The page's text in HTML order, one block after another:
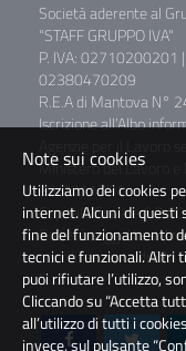
Società aderente al
"STAFF GRUPPO IVA"
P. IVA: 02710200201 |
02380470209
R.E.A di Mantova N°
Iscrizione all’Albo
Ministero del Lavoro e
39/0011781
Capitale Sociale €
Società soggetta a
coordinamento di BM
S.r.l.
Note sui cookies
Utilizziamo dei cookies
internet. Alcuni di questi
fine del funzionamento
tecnici e funzionali. Altri
puoi rifiutare l’utilizzo,
Cliccando su “Accetta
all’utilizzo di tutti i
invece, sul pulsante